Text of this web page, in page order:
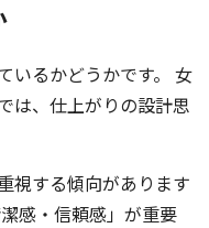
いるかどうかです。 女
は、仕上がりの設計思
視する傾向があります
感・信頼感」が重要